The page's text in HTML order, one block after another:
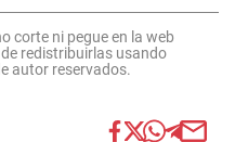
corte ni pegue en la web
redistribuirlas usando
autor reservados.